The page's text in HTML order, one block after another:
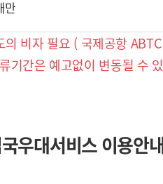
만
비자 필요 ( 국제공항
기간은 예고없이 변동될 수
우대서비스 이용안